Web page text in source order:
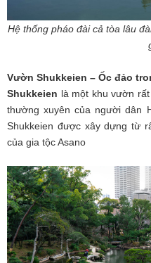
Hệ thống pháo đài cả tòa lâu
Vườn Shukkeien – Ốc đảo
Shukkeien là một khu vườn
thường xuyên của người dân
Shukkeien được xây dựng từ
của gia tộc Asano